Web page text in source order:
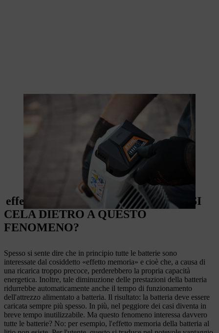
effetto memoria BATTERIA: COSA SI
CELA DIETRO A QUESTO
FENOMENO?
Spesso si sente dire che in principio tutte le batterie sono
interessate dal cosiddetto «effetto memoria» e cioè che, a causa di
una ricarica troppo precoce, perderebbero la propria capacità
energetica. Inoltre, tale diminuzione delle prestazioni della batteria
ridurrebbe automaticamente anche il tempo di funzionamento
dell'attrezzo alimentato a batteria. Il risultato: la batteria deve essere
caricata sempre più spesso. In più, nel peggiore dei casi diventa in
breve tempo inutilizzabile. Ma questo fenomeno interessa davvero
tutte le batterie? No: per esempio, l'effetto memoria della batteria al